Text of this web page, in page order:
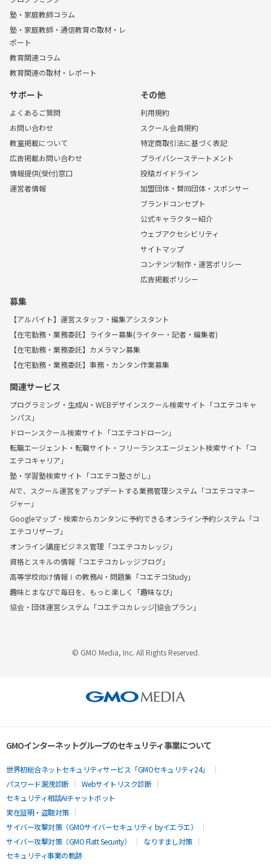
塾・家庭教師コラム
塾・家庭教師・通信教育の取材・レ
ポート
教育関連コラム
教育関連の取材・レポート
サポート
よくあるご質問
お問い合わせ
教室掲載について
広告掲載お問い合わせ
情報提供(受付)窓口
運営者情報
その他
利用規約
スクール会員規約
特定商取引法に基づく表記
プライバシーステートメント
投稿ガイドライン
加盟団体・賛同団体・スポンサー
ブランドコンセプト
公式キャラクター紹介
ウェブアクセシビリティ
サイトマップ
コンテンツ制作・運営ポリシー
広告掲載ポリシー
募集
【アルバイト】運営スタッフ・編集アシスタント
【在宅勤務・業務委託】ライター募集(ライター・記者・編集者)
【在宅勤務・業務委託】カメラマン募集
【在宅勤務・業務委託】事務・カンタン作業募集
関連サービス
プログラミング・生成AI・WEBデザインスクール検索サイト「コエテコキャ
ンパス」
ドローンスクール検索サイト「コエテコドローン」
転職エージェント・転職サイト・フリーランスエージェント検索サイト「コ
エテコキャリア」
塾・学習塾検索サイト「コエテコ塾さがし」
AIで、スクール運営をアップデートする業務管理システム「コエテコマネー
ジャー」
Googleマップ・検索からカンタンに予約できるオンライン予約システム「コ
エテコリザーブ」
オンライン講座ビジネス管理「コエテコカレッジ」
資格とスキルの情報「コエテコカレッジブログ」
高等学校向け情報Ⅰの教務AI・問題集「コエテコStudy」
趣味とまなびで毎日を、もっと楽しく「趣味なび」
協会・団体運営システム「コエテコカレッジ|協会プラン」
© GMO Media, Inc. All Rights Reserved.
GMOインターネットグループのセキュリティ事業について
世界初総合ネットセキュリティサービス「GMOセキュリティ24」
パスワード漏洩診断
Webサイトリスク診断
セキュリティ相談AIチャットボット
実在証明・盗聴対策
サイバー攻撃対策（GMOサイバーセキュリティ byイエラエ）
サイバー攻撃対策（GMO Flatt Security）
なりすまし対策
セキュリティ事業の軌跡